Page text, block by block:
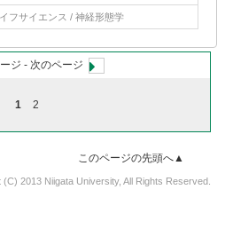
フサイエンス / 神経形態学
ジ - 次のページ
1 2
このページの先頭へ▲
(C) 2013 Niigata University, All Rights Reserved.